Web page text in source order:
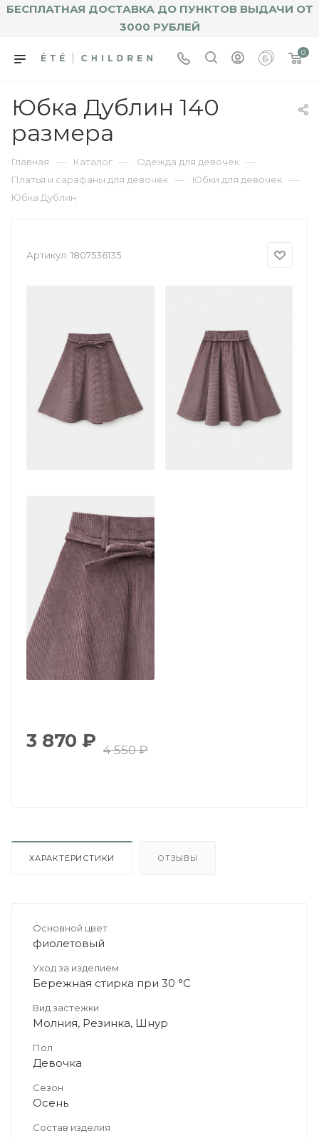
БЕСПЛАТНАЯ ДОСТАВКА ДО ПУНКТОВ ВЫДАЧИ ОТ
3000 РУБЛЕЙ
0
Юбка Дублин 140
размера
Главная — Каталог — Одежда для девочек —
Платья и сарафаны для девочек — Юбки для девочек —
Юбка Дублин
Артикул: 1807536135
3 870 ₽ 4 550₽
ХАРАКТЕРИСТИКИ ОТЗЫВЫ
Основной цвет
фиолетовый
Уход за изделием
Бережная стирка при 30 °C
Вид застежки
Молния, Резинка, Шнур
Пол
Девочка
Сезон
Осень
Состав изделия